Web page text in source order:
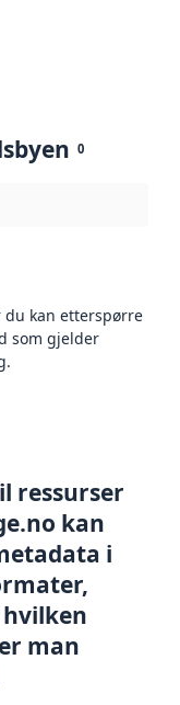
0
kan etterspørre
som gjelder
ressurser
kan
i
man